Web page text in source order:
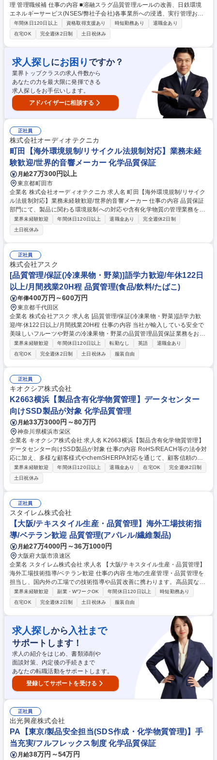
理 管理職候補 仕事の内容 ■溶融スラグ品質管理ルールの改善、日鉄環境
エネルギーサービス(NSES/弊社子会社)各事業所への浸透、実行管理およ
び 室運営管理等のマネジメント業務 １．ICT部門と連携し、溶融スラグ品
質管理のためのデータ取り及びシステム構築 ２．NSES本社・各事業所と
連携し、弊社が進めるスラグ品質管理業務の落とし込み ３．スラグ品質ト
ラブルが発生した際に、再発防止策の策定及びNSES各事業所へ再発防止
策の浸透 ※当面は先任とマンツーマンで業務に取り組んでもらい、OJTに
よる育成を基本とします。各種マネジメントに関わる社内講座、研修受講
あり。 募集職種 【東京】溶融スラグ品質管理 管理職候補
年間休日120日以上 資格取得支援あり 時短勤務あり
退職金あり
在宅OK
完全週休2日制 土日祝休み
求人探しにお困り ですか？
業界トップクラスの求人件数から
あなたの力を最大限に発揮できる
求人探しをお手伝いします。
アドバイザーに相談する
正社員
株式会社オーディオテクニカ
町田【海外環境規制/リサイクル法規制対応】業務未経
験歓迎/世界的音響メーカー 化学品質保証
月給27万300円以上
東京都町田市
企業名 株式会社オーディオテクニカ 求人名 町田【海外環境規制/リサイク
ル法規制対応】業務未経験歓迎/世界的音響メーカー 仕事の内容 品質保証
部門にて、製品に関わる環境規制への対応や含有化学物質の管理業務をお
任せいたします。 【具体的に】■chemSHERPA等を用いた取引先からの
化学物質情報の収集・確認 ■各国環境関連法規制（化学物質・リサイク
ル・包装材等）の調査と社内展開 ■グリーン調達基準の運用、取引先への
調査依頼・是正対応 ■製品が各国の環境規制に適合していることの確認、
関連文書の整備 ■規制動向のモニタリングと社内共有など 募集職種 町田
【海外環境規制/リサイクル法規制対応】業務未経験歓迎/世界的音響メー
カー
業界未経験歓迎 年間休日120日以上 退職金あり
完全週休2日制
土日祝休み
正社員
株式会社アスク
[品質管理/保証(冷凍果物・野菜)]語学力歓迎/年休122日
以上/月間残業20H程 品質管理(食品/飲料/たばこ)
年俸400万円～600万円
東京都千代田区
企業名 株式会社アスク 求人名 [品質管理/保証(冷凍果物・野菜)]語学力歓
迎/年休122日以上/月間残業20H程 仕事の内容 当社が輸入している安全で
美味しいフルーツや野菜の冷凍果物・野菜の品質管理品質保証業務をお任
せいたします。 1.食品事故防止のための安全性の検証及びその対応 2.顧客
からのクレーム対応、原因の究明・再発防止策 の策定、今後の商品企画・
品質管理への反映 3.製品の品質規格の設定や自社・取引先の仕様書作成 4.
国内外の仕入れ先とのやりとり、視察、製造立ち合い、監査等 5.品質管
理、基準管理、品質改善活動 6.新商品の表示作成・確認作業 7.製品の品質
検証、確認作業 8.検査機関、保健所・税関などの行政機関とのやりとり、
確認業務 募集職種 [品質管理/保証(冷凍果物・野菜)]語学力歓迎/年休122日
以上/月間残業20H程
業界未経験歓迎 年間休日120日以上 転勤なし 英語
退職金あり
在宅OK
完全週休2日制 土日祝休み 服装自由
正社員
キオクシア株式会社
K2663横浜【製品含有化学物質管理】データセンター
向けSSD製品が対象 化学品質管理
月給33万3000円～80万円
神奈川県横浜市栄区
企業名 キオクシア株式会社 求人名 K2663横浜【製品含有化学物質管理】
データセンター向けSSD製品が対象 仕事の内容 RoHS/REACH等の法令対
応に加え、多様な顧客様式やchemSHERPA対応を通じて、顧客信頼の維
持・向上を推進しています。顧客回答報告書作成の中核を担い、業務品質
向上や標準化も推進いただける方を募集します。 【具体的な仕事内容】
顧客要求やRoHS/REACH等の法令に基づき、サプライヤデータや製品構
成情報の妥当性を判断し、chemSHERPA等を用いた環境関連報告書の作
成・対応を行います。社内DBの活用や関連部門との回答方針調整を担う
ほか、業務標準化やガイドライン整備、部門横断での課題解決に向けた改
善活動まで幅広く推進します。 募集職種 K2663横浜【製品含有化学物質
管理】データセンター向けSSD製品が対象
業界未経験歓迎 年間休日120日以上 退職金あり 在宅OK
完全週休2日制
土日祝休み
正社員
スタイレム株式会社
【大阪/テキスタイル生産・品質管理】海外工場技術指
導/ベテラン歓迎 品質管理(アパレル/繊維製品)
月給27万4000円～36万1000円
大阪府大阪市浪速区
企業名 スタイレム株式会社 求人名 【大阪/テキスタイル生産・品質管理】
海外工場技術指導/ベテラン歓迎 仕事の内容 生地の生産管理・品質管理を
担当し、国内外の工場での技術指導や品質改善に携わります。高品質な製
品を効率的に生産するための工程管理や現場指導を行い、一定の品質を保
つための改善活動を推進します。 【具体的には】生地の生産管理、品質管
理、品質改善、工程管理を担当。海外工場（インドネシア、インド、ベト
ナム、タイなど）での技術指導も行います。【業務内容】工場での温度管
理や工程管理の指導、品質にムラが出た際の原因分析と改善策の提案、現
地スタッフへの技術指導などを通じて、高品質な製品の安定生産を実現し
ます。 募集職種 【大阪/テキスタイル生産・品質管理】海外工場技術指導/
ベテラン歓迎
業界未経験歓迎 副業・WワークOK 年間休日120日以上
時短勤務あり
在宅OK
完全週休2日制 土日祝休み 服装自由
求人探しから 入社まで
サポートします！
求人の紹介をはじめ、書類添削や
面談対策、内定後の手続きまで
あなたの転職活動をサポートします。
登録してサポートを受ける
正社員
出光興産株式会社
PA【東京/製品安全担当(SDS作成・化学物質管理)】手
当充実/フルフレックス制度 化学品質保証
月給38万円～54万円